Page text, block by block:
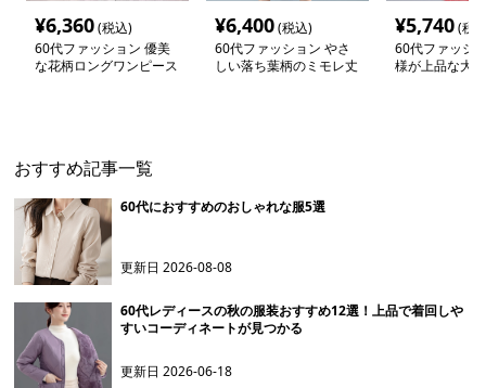
¥6,360(税込)
60代ファッション 優美
な花柄ロングワンピース
¥6,400(税込)
60代ファッション やさ
しい落ち葉柄のミモレ丈
¥5,740(税
60代ファッシ
様が上品な大
おすすめ記事一覧
60代におすすめのおしゃれな服5選
更新日2026-08-08
60代レディースの秋の服装おすすめ12選！上品で着回しや
すいコーディネートが見つかる
更新日2026-06-18